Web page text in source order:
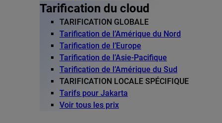
Tarification du cloud
TARIFICATION GLOBALE
Tarification de l’Amérique du Nord
Tarification de l’Europe
Tarification de l’Asie-Pacifique
Tarification de l’Amérique du Sud
TARIFICATION LOCALE SPÉCIFIQUE
Tarifs pour Jakarta
Voir tous les prix